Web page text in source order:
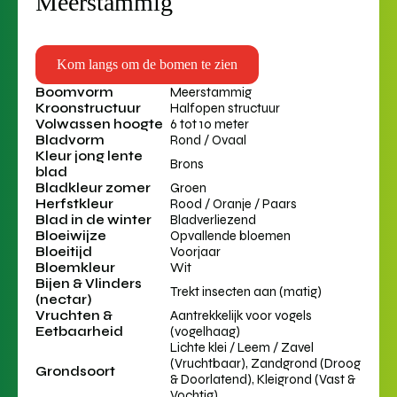
Kom langs om de bomen te zien
Boomvorm
Meerstammig
Kroonstructuur
Halfopen structuur
Volwassen hoogte 6 tot 10 meter
Bladvorm
Rond / Ovaal
Kleur jong lente
blad
Brons
Bladkleur zomer
Groen
Herfstkleur
Rood / Oranje / Paars
Blad in de winter
Bladverliezend
Bloeiwijze
Opvallende bloemen
Bloeitijd
Voorjaar
Bloemkleur
Wit
Bijen & Vlinders
(nectar)
Trekt insecten aan (matig)
Vruchten &
Eetbaarheid
Aantrekkelijk voor vogels
(vogelhaag)
Grondsoort
Lichte klei / Leem / Zavel
(Vruchtbaar), Zandgrond (Droog
& Doorlatend), Kleigrond (Vast &